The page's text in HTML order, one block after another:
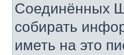
Соединённых
собирать
иметь на это